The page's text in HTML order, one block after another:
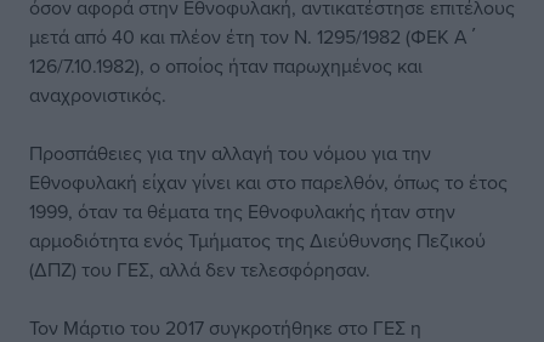
όσον αφορά στην Εθνοφυλακή, αντικατέστησε επιτέλους
μετά από 40 και πλέον έτη τον Ν. 1295/1982 (ΦΕΚ Α΄
126/7.10.1982), ο οποίος ήταν παρωχημένος και
αναχρονιστικός.
Προσπάθειες για την αλλαγή του νόμου για την
Εθνοφυλακή είχαν γίνει και στο παρελθόν, όπως το έτος
1999, όταν τα θέματα της Εθνοφυλακής ήταν στην
αρμοδιότητα ενός Τμήματος της Διεύθυνσης Πεζικού
(ΔΠΖ) του ΓΕΣ, αλλά δεν τελεσφόρησαν.
Τον Μάρτιο του 2017 συγκροτήθηκε στο ΓΕΣ η